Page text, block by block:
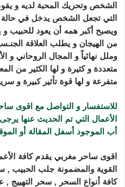
الشخص وتحريك المحبة لديه و يقوم
التي تجعل الشخص يدخل في حالة
ويصبح أكبر همه أن يعود
من الهيجان و يطلب العلاقة
وملل نهائياً و المجال الروحاني و
متعددة و كثيرة و لها الكثير من
متفرعة و لها قوة تأثير كبيرة و
للاستفسار و التواصل مع اقوى
الأعمال التي تم الحديث عنها
أب الموجود أسفل المقالة أو
اقوى ساحر مغربي يقدم كافة
القوية والمضمونة جلب الحبيب
كافة أنواع السحر , سحر التهييج